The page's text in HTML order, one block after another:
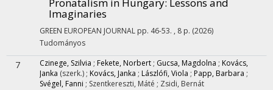
Imaginaries
GREEN EUROPEAN JOURNAL pp. 46-53. , 8 p. (2026)
Tudományos
7 Czinege, Szilvia ; Fekete, Norbert ; Gucsa, Magdolna ; Kovács,
Janka (szerk.) ; Kovács, Janka ; Lászlófi, Viola ; Papp, Barbara ;
Svégel, Fanni ; Szentkereszti, Máté ; Zsidi, Bernát